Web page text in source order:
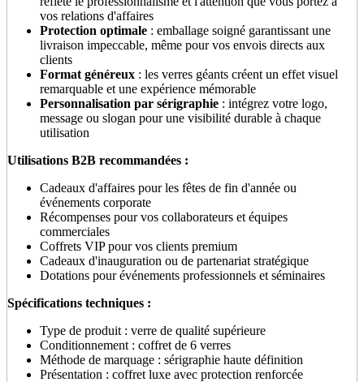
vos relations d'affaires
Protection optimale : emballage soigné garantissant une
livraison impeccable, même pour vos envois directs aux
clients
Format généreux : les verres géants créent un effet visuel
remarquable et une expérience mémorable
Personnalisation par sérigraphie : intégrez votre logo,
message ou slogan pour une visibilité durable à chaque
utilisation
Utilisations B2B recommandées :
Cadeaux d'affaires pour les fêtes de fin d'année ou
événements corporate
Récompenses pour vos collaborateurs et équipes
commerciales
Coffrets VIP pour vos clients premium
Cadeaux d'inauguration ou de partenariat stratégique
Dotations pour événements professionnels et séminaires
Spécifications techniques :
Type de produit : verre de qualité supérieure
Conditionnement : coffret de 6 verres
Méthode de marquage : sérigraphie haute définition
Présentation : coffret luxe avec protection renforcée